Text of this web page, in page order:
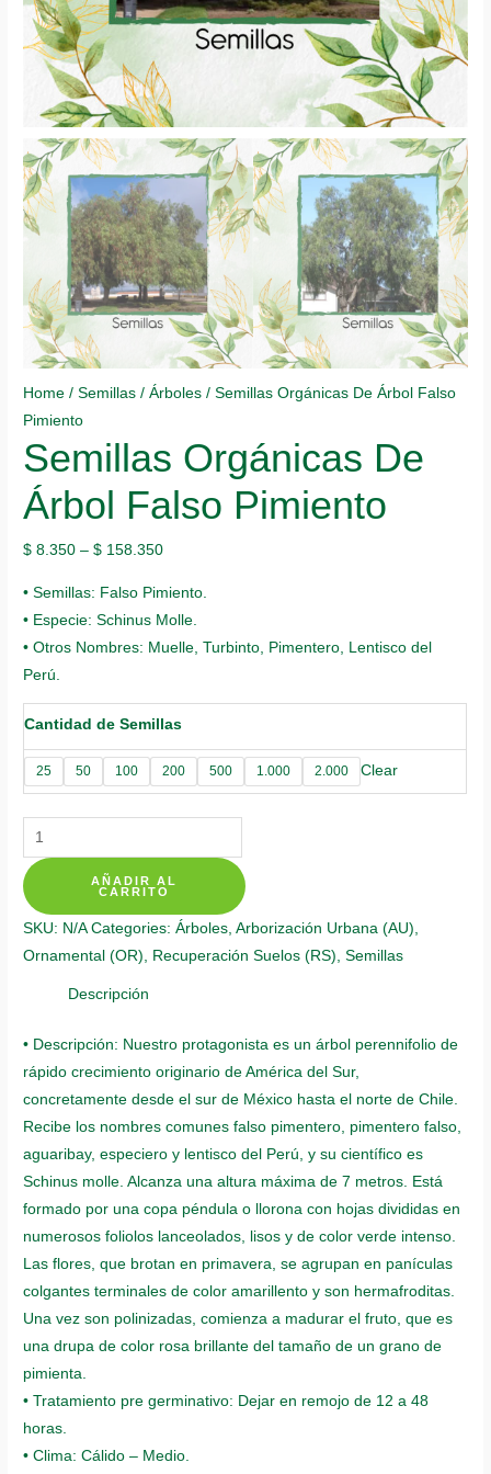
Home /Semillas /Árboles / Semillas Orgánicas De Árbol Falso
Pimiento
Semillas Orgánicas De
Árbol Falso Pimiento
$ 8.350 –$ 158.350
• Semillas: Falso Pimiento.
• Especie: Schinus Molle.
• Otros Nombres: Muelle, Turbinto, Pimentero, Lentisco del
Perú.
Cantidad de Semillas
25 50 100 200 500 1.000 2.000 Clear
Semillas
Orgánicas
De
Árbol
quantity
AÑADIR AL
CARRITO
SKU: N/A Categories:Árboles,Arborización Urbana (AU),
Ornamental (OR), Recuperación Suelos (RS),Semillas
Descripción
• Descripción: Nuestro protagonista es un árbol perennifolio de
rápido crecimiento originario de América del Sur,
concretamente desde el sur de México hasta el norte de Chile.
Recibe los nombres comunes falso pimentero, pimentero falso,
aguaribay, especiero y lentisco del Perú, y su científico es
Schinus molle. Alcanza una altura máxima de 7 metros. Está
formado por una copa péndula o llorona con hojas divididas en
numerosos foliolos lanceolados, lisos y de color verde intenso.
Las flores, que brotan en primavera, se agrupan en panículas
colgantes terminales de color amarillento y son hermafroditas.
Una vez son polinizadas, comienza a madurar el fruto, que es
una drupa de color rosa brillante del tamaño de un grano de
pimienta.
• Tratamiento pre germinativo: Dejar en remojo de 12 a 48
horas.
• Clima: Cálido – Medio.